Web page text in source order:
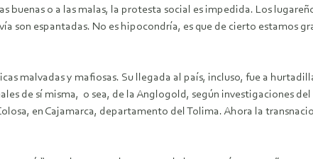
o a las malas, la protesta social es impedida. Los
son espantadas. No es hipocondría, es que de cierto estamos
malvadas y mafiosas. Su llegada al país, incluso, fue a
de sí misma, o sea, de la Anglogold, según investigaciones
en Cajamarca, departamento del Tolima. Ahora la